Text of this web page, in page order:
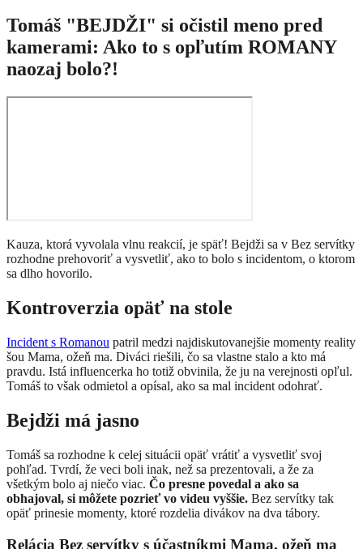
Tomáš "BEJDŽI" si očistil meno pred
kamerami: Ako to s opľutím ROMANY
naozaj bolo?!
Kauza, ktorá vyvolala vlnu reakcií, je späť! Bejdži sa v Bez servítky
rozhodne prehovoriť a vysvetliť, ako to bolo s incidentom, o ktorom
sa dlho hovorilo.
Kontroverzia opäť na stole
Incident s Romanou patril medzi najdiskutovanejšie momenty reality
šou Mama, ožeň ma. Diváci riešili, čo sa vlastne stalo a kto má
pravdu. Istá influencerka ho totiž obvinila, že ju na verejnosti opľul.
Tomáš to však odmietol a opísal, ako sa mal incident odohrať.
Bejdži má jasno
Tomáš sa rozhodne k celej situácii opäť vrátiť a vysvetliť svoj
pohľad. Tvrdí, že veci boli inak, než sa prezentovali, a že za
všetkým bolo aj niečo viac. Čo presne povedal a ako sa
obhajoval, si môžete pozrieť vo videu vyššie. Bez servítky tak
opäť prinesie momenty, ktoré rozdelia divákov na dva tábory.
Relácia Bez servítky s účastníkmi Mama, ožeň ma